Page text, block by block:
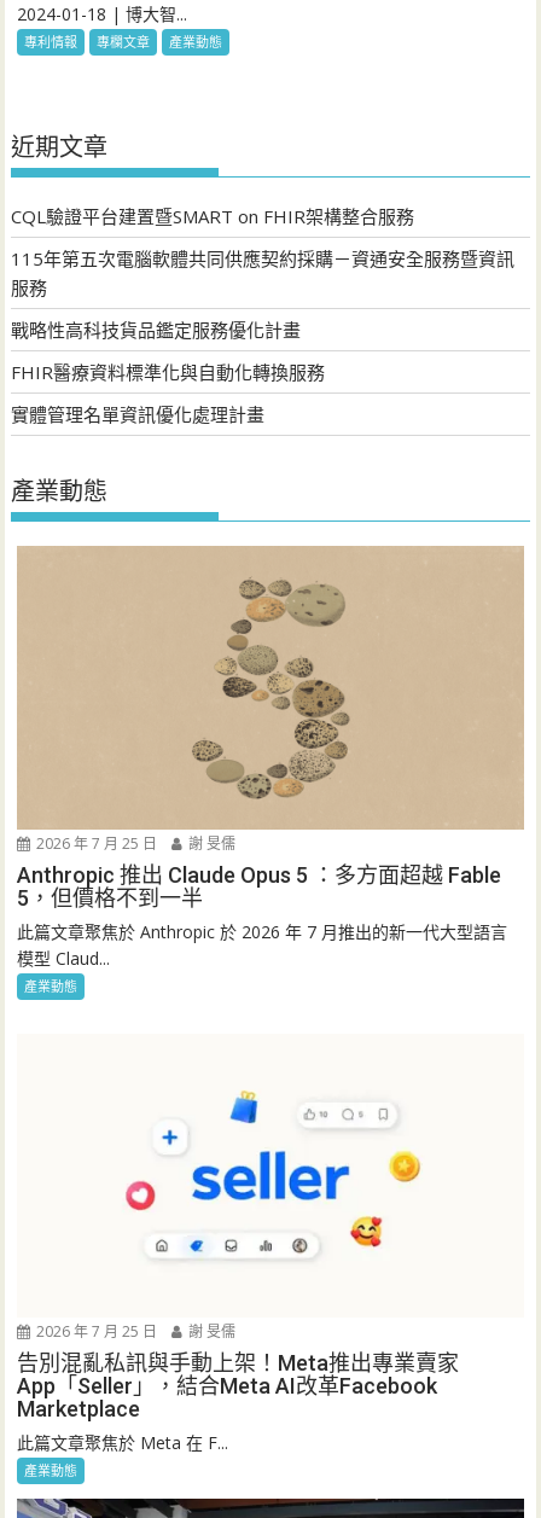
2024-01-18 | 博大智...
專利情報 專欄文章 產業動態
近期文章
CQL驗證平台建置暨SMART on FHIR架構整合服務
115年第五次電腦軟體共同供應契約採購－資通安全服務暨資訊
服務
戰略性高科技貨品鑑定服務優化計畫
FHIR醫療資料標準化與自動化轉換服務
實體管理名單資訊優化處理計畫
產業動態
2026 年 7 月 25 日 謝 旻儒
Anthropic 推出 Claude Opus 5 ：多方面超越 Fable
5，但價格不到一半
此篇文章聚焦於 Anthropic 於 2026 年 7 月推出的新一代大型語言
模型 Claud...
產業動態
2026 年 7 月 25 日 謝 旻儒
告別混亂私訊與手動上架！Meta推出專業賣家
App「Seller」，結合Meta AI改革Facebook
Marketplace
此篇文章聚焦於 Meta 在 F...
產業動態